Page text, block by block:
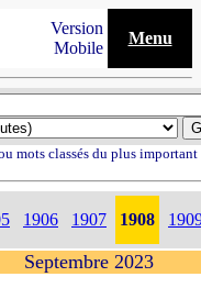
Version
Mobile
Menu
mots classés du plus
1906 1907 1908
Septembre 2023